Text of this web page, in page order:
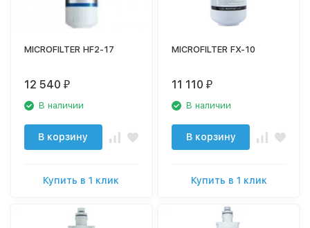
MICROFILTER HF2-17
12 540 ₽
В наличии
В корзину
Купить в 1 клик
MICROFILTER FX-10
11 110 ₽
В наличии
В корзину
Купить в 1 клик